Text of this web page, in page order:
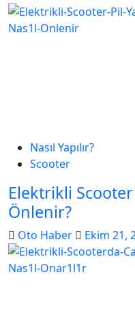
Nasıl Yapılır?
Scooter
Elektrikli Scooter
Önlenir?
Oto Haber Ekim 21,